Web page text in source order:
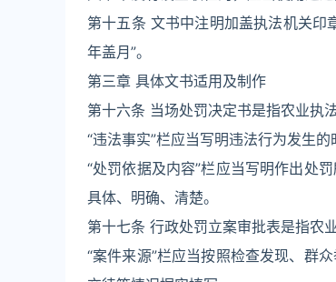
第十五条 文书中注明加盖执法机关印
年盖月”。
第三章 具体文书适用及制作
第十六条 当场处罚决定书是指农业执
“违法事实”栏应当写明违法行为发生
“处罚依据及内容”栏应当写明作出处
具体、明确、清楚。
第十七条 行政处罚立案审批表是指农
“案件来源”栏应当按照检查发现、群